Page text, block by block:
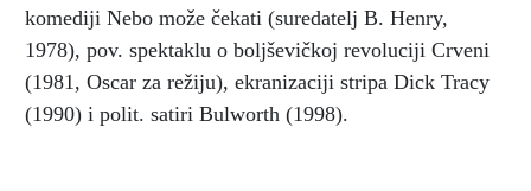
komediji Nebo može čekati (suredatelj B. Henry,
1978), pov. spektaklu o boljševičkoj revoluciji Crveni
(1981, Oscar za režiju), ekranizaciji stripa Dick Tracy
(1990) i polit. satiri Bulworth (1998).